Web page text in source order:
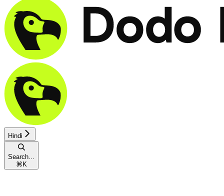
Hindi
Search...
⌘ K